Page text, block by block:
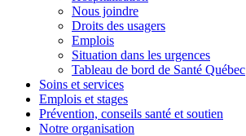
Nous joindre
Droits des usagers
Emplois
Situation dans les urgences
Tableau de bord de Santé Québec
Soins et services
Emplois et stages
Prévention, conseils santé et soutien
Notre organisation